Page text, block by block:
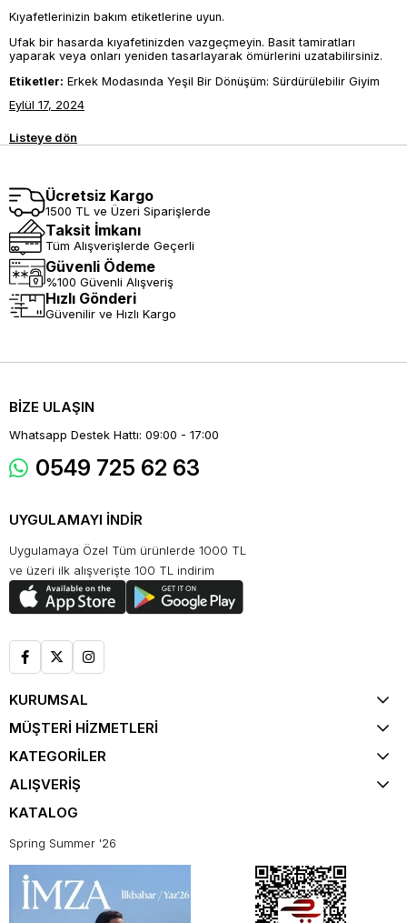
Kıyafetlerinizin bakım etiketlerine uyun.
Ufak bir hasarda kıyafetinizden vazgeçmeyin. Basit tamiratları
yaparak veya onları yeniden tasarlayarak ömürlerini uzatabilirsiniz.
Etiketler: Erkek Modasında Yeşil Bir Dönüşüm: Sürdürülebilir Giyim
Eylül 17, 2024
Listeye dön
Ücretsiz Kargo
1500 TL ve Üzeri Siparişlerde
Taksit İmkanı
Tüm Alışverişlerde Geçerli
Güvenli Ödeme
%100 Güvenli Alışveriş
Hızlı Gönderi
Güvenilir ve Hızlı Kargo
BİZE ULAŞIN
Whatsapp Destek Hattı: 09:00 - 17:00
0549 725 62 63
UYGULAMAYI İNDİR
Uygulamaya Özel Tüm ürünlerde 1000 TL
ve üzeri ilk alışverişte 100 TL indirim
KURUMSAL
MÜŞTERİ HİZMETLERİ
KATEGORİLER
ALIŞVERİŞ
KATALOG
Spring Summer '26